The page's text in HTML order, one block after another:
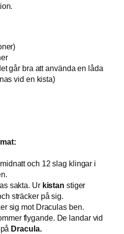
går bra att använda en låda
vid en kista)
och 12 slag klingar i
sakta. Ur kistan stiger
sträcker på sig.
sig mot Draculas ben.
flygande. De landar vid
Dracula.